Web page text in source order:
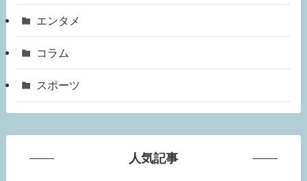
エンタメ
コラム
スポーツ
人気記事